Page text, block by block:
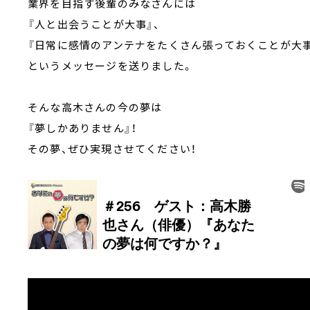
『人と出会うことが大事』、
『日常に感情のアンテナをたくさん張っておくことが大
というメッセージを送りました。
そんな高木さんの今の夢は
『夢しかありません』！
その夢、ぜひ実現させてください！